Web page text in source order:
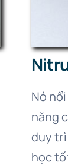
Nó
năng
duy
học